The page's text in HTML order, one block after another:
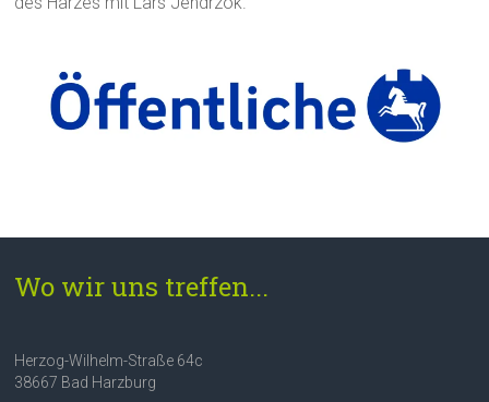
Wo wir uns treffen...
Herzog-Wilhelm-Straße 64c
38667 Bad Harzburg